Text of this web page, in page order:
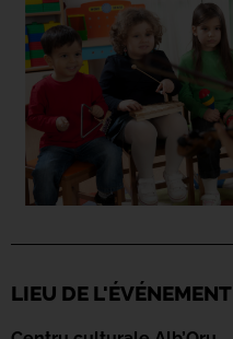
LIEU DE L'ÉVÉNEMENT